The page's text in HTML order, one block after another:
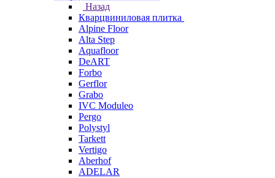
Назад
Кварцвиниловая плитка
Alpine Floor
Alta Step
Aquafloor
DeART
Forbo
Gerflor
Grabo
IVC Moduleo
Pergo
Polystyl
Tarkett
Vertigo
Aberhof
ADELAR